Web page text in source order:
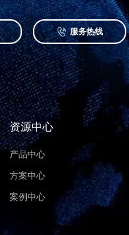
 服务热线
资源中心
产品中心
方案中心
案例中心